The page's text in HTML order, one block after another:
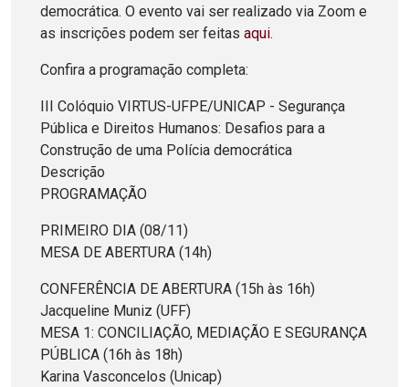
democrática. O evento vai ser realizado via Zoom e
as inscrições podem ser feitas aqui.
Confira a programação completa:
III Colóquio VIRTUS-UFPE/UNICAP - Segurança
Pública e Direitos Humanos: Desafios para a
Construção de uma Polícia democrática
Descrição
PROGRAMAÇÃO
PRIMEIRO DIA (08/11)
MESA DE ABERTURA (14h)
CONFERÊNCIA DE ABERTURA (15h às 16h)
Jacqueline Muniz (UFF)
MESA 1: CONCILIAÇÃO, MEDIAÇÃO E SEGURANÇA
PÚBLICA (16h às 18h)
Karina Vasconcelos (Unicap)